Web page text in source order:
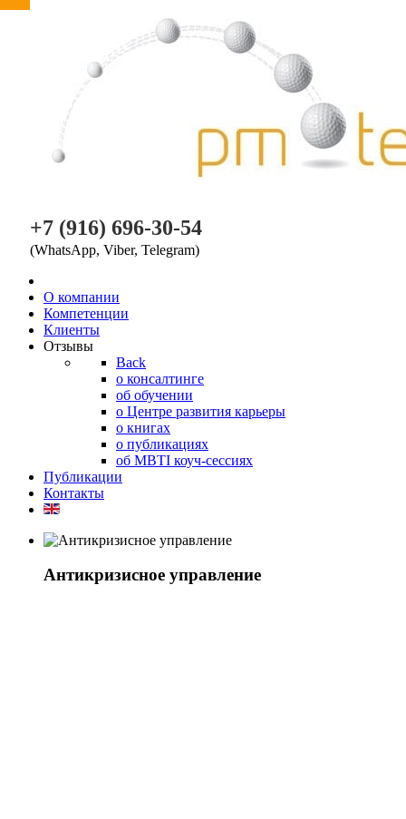
+7 (916) 696-30-54
(WhatsApp, Viber, Telegram)
O компании
Компетенции
Клиенты
Отзывы
Back
о консалтинге
об обучении
о Центре развития карьеры
о книгах
о публикациях
об MBTI коуч-сессиях
Публикации
Контакты
Антикризисное управление